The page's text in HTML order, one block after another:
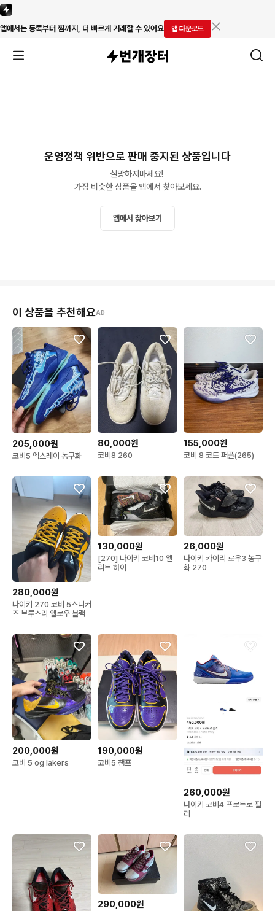
앱에서는 등록부터 찜까지, 더 빠르게 거래할 수 있어요 앱 다운로드
운영정책 위반으로 판매 중지된 상품입니다
실망하지마세요!
가장 비슷한 상품을 앱에서 찾아보세요.
앱에서 찾아보기
이 상품을 추천해요AD
205,000원
코비5 엑스레이 농구화
80,000원
코비8 260
155,000원
코비 8 코트 퍼플(265)
280,000원
나이키 270 코비 5스니커
즈 브루스리 옐로우 블랙
130,000원
[270] 나이키 코비10 엘
리트 하이
26,000원
나이키 카이리 로우3 농구
화 270
200,000원
코비 5 og lakers
190,000원
코비5 챔프
260,000원
나이키 코비4 프로트로 필
리
290,000원